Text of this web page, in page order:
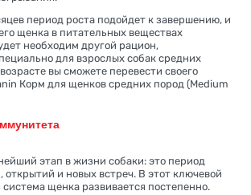
период роста подойдет к завершению, и
щенка в питательных веществах
необходим другой рацион,
для взрослых собак средних
вы сможете перевести своего
Корм для щенков средних пород (Medium
этап в жизни собаки: это период
и новых встреч. В этот ключевой
щенка развивается постепенно.